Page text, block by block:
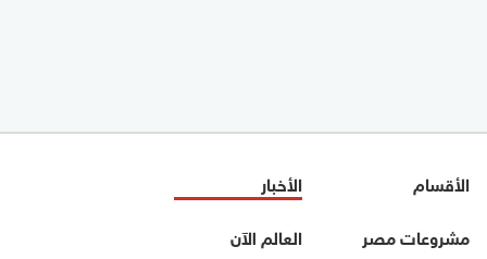
الأقسام
الأخبار
مشروعات مصر
العالم الآن